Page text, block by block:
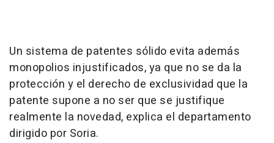
Un sistema de patentes sólido evita además
monopolios injustificados, ya que no se da la
protección y el derecho de exclusividad que la
patente supone a no ser que se justifique
realmente la novedad, explica el departamento
dirigido por Soria.